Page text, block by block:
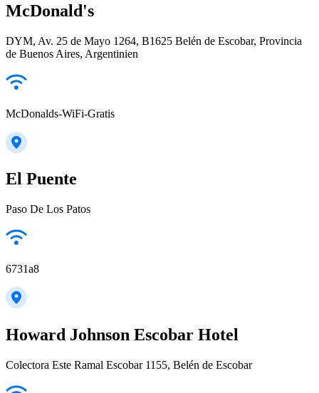
McDonald's
DYM, Av. 25 de Mayo 1264, B1625 Belén de Escobar, Provincia
de Buenos Aires, Argentinien
McDonalds-WiFi-Gratis
El Puente
Paso De Los Patos
6731a8
Howard Johnson Escobar Hotel
Colectora Este Ramal Escobar 1155, Belén de Escobar